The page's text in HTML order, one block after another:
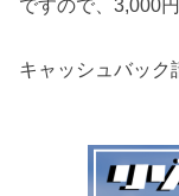
キャッシュバッ